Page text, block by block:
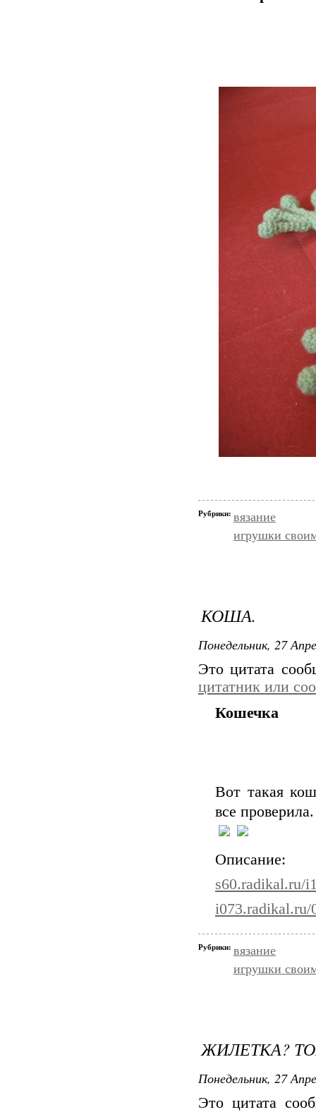
Рубрики: вязание
игрушки
КОША.
Понедельник, 27
Это цитата
цитатник или
Кошечка
Вот такая
все проверила.
Описание:
s60.radikal.ru/
i073.radikal.ru/
Рубрики: вязание
игрушки
ЖИЛЕТКА?
Понедельник, 27
Это цитата